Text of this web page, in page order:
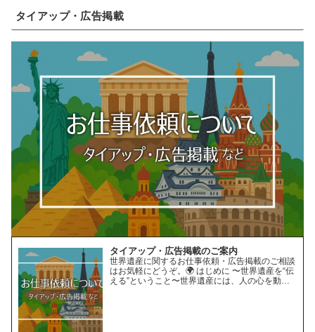
タイアップ・広告掲載
タイアップ・広告掲載のご案内
世界遺産に関するお仕事依頼・広告掲載のご相談
はお気軽にどうぞ。🌍 はじめに 〜世界遺産を“伝
える”ということ〜世界遺産には、人の心を動か